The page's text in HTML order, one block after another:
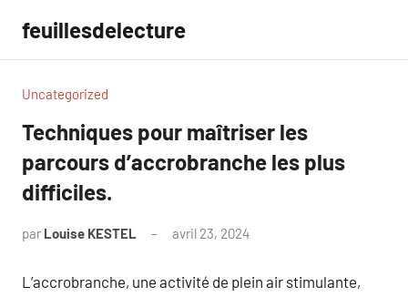
contenu
feuillesdelecture
Uncategorized
Techniques pour maîtriser les
parcours d’accrobranche les plus
difficiles.
par Louise KESTEL avril 23, 2024
L’accrobranche, une activité de plein air stimulante,